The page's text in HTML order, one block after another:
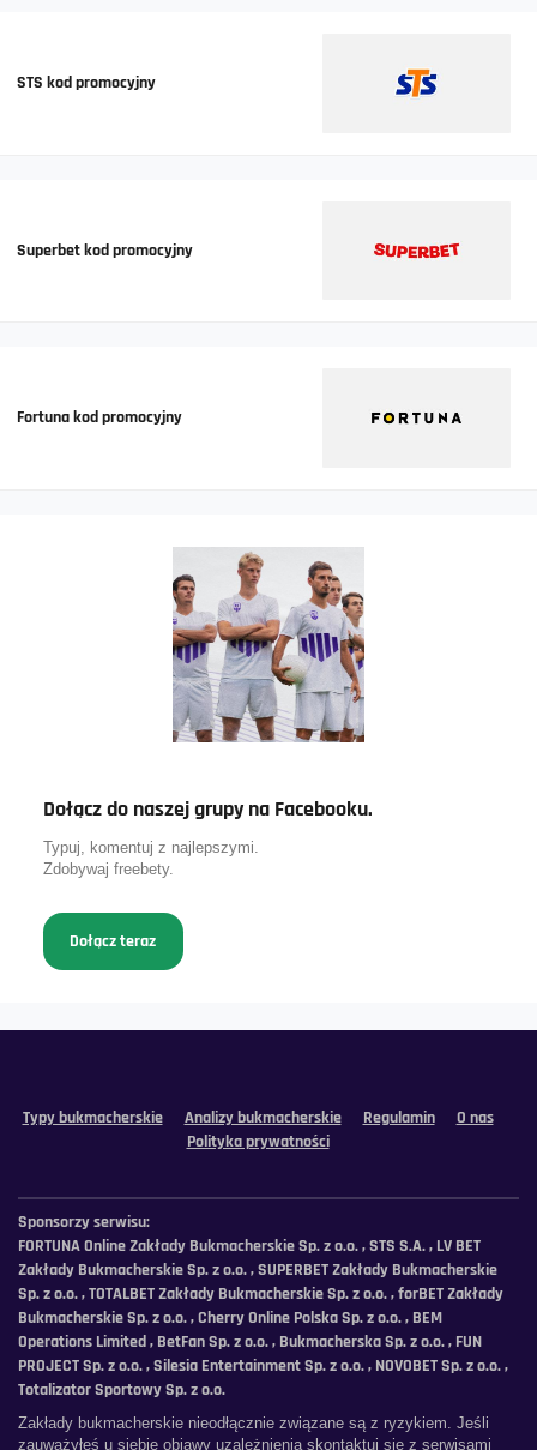
STS kod promocyjny
Superbet kod promocyjny
Fortuna kod promocyjny
Dołącz do naszej grupy na Facebooku.
Typuj, komentuj z najlepszymi.
Zdobywaj freebety.
Dołącz teraz
Zakłady bukmacherskie nieodłącznie związane są z ryzykiem. Jeśli
zauważyłeś u siebie objawy uzależnienia skontaktuj się z serwisami
Typy bukmacherskie Analizy bukmacherskie Regulamin
O nas
Polityka prywatności
Sponsorzy serwisu:
FORTUNA Online Zakłady Bukmacherskie Sp. z o.o. , STS S.A. , LV BET
Zakłady Bukmacherskie Sp. z o.o. , SUPERBET Zakłady Bukmacherskie
Sp. z o.o. , TOTALBET Zakłady Bukmacherskie Sp. z o.o. , forBET Zakłady
Bukmacherskie Sp. z o.o. , Cherry Online Polska Sp. z o.o. , BEM
Operations Limited , BetFan Sp. z o.o. , Bukmacherska Sp. z o.o. , FUN
PROJECT Sp. z o.o. , Silesia Entertainment Sp. z o.o. , NOVOBET Sp. z o.o. ,
Totalizator Sportowy Sp. z o.o.